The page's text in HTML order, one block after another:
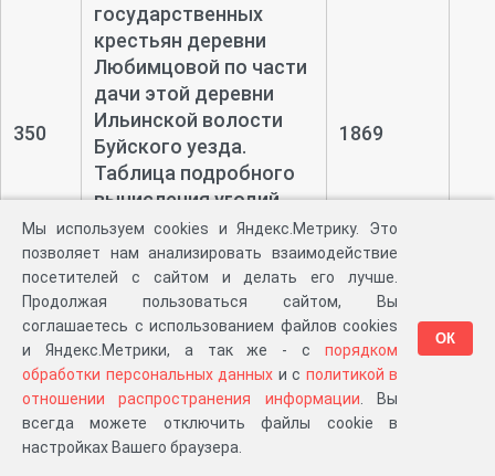
350
государственных
крестьян деревни
Любимцовой по части
дачи этой деревни
Ильинской волости
Буйского уезда.
Таблица подробного
вычисления угодий
(1869 год, Чертежное
отделение, Буйский
уезд)
1869
351
Копия плана владений
государственных
крестьян деревни
Любимцовой по
пустоши Катачкиной
Ильинской волости
Мы используем cookies и Яндекс.Метрику. Это
позволяет нам анализировать взаимодействие
посетителей с сайтом и делать его лучше.
Продолжая пользоваться сайтом, Вы
соглашаетесь с использованием файлов cookies
и Яндекс.Метрики, а так же - с порядком
обработки персональных данных и с политикой в
отношении распространения информации . Вы
всегда можете отключить файлы cookie в
настройках Вашего браузера.
ОК